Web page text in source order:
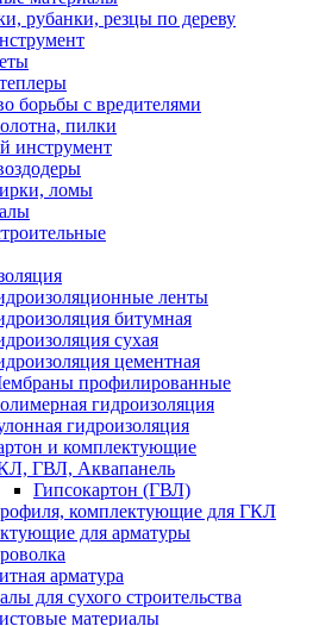
рубанки, резцы по дереву
борьбы с вредителями
пилки
инструмент
ломы
ленты
битумная
сухая
цементная
профилированные
гидроизоляция
гидроизоляция
и комплектующие
ГВЛ, Аквапанель
Гипсокартон (ГВЛ)
комплектующие для ГКЛ
для арматуры
арматура
для сухого строительства
материалы